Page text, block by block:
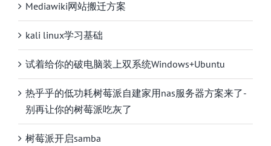
Mediawiki网站搬迁方案
kali linux学习基础
试着给你的破电脑装上双系统Windows+Ubuntu
热乎乎的低功耗树莓派自建家用nas服务器方案来了-
别再让你的树莓派吃灰了
树莓派开启samba